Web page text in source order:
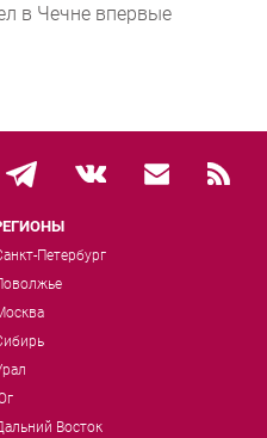
в Чечне впервые
Петербург
Восток